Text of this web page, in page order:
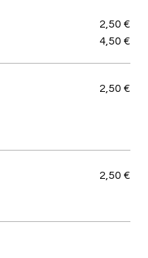
2,50 €
4,50 €
2,50 €
2,50 €